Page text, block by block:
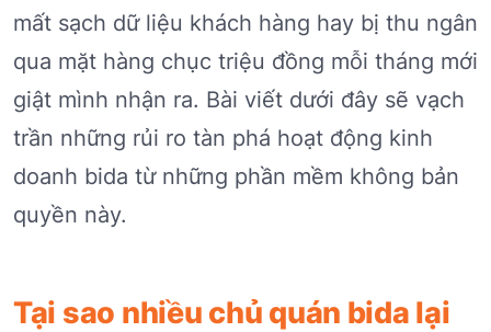
mất sạch dữ liệu khách hàng hay bị thu ngân
qua mặt hàng chục triệu đồng mỗi tháng mới
giật mình nhận ra. Bài viết dưới đây sẽ vạch
trần những rủi ro tàn phá hoạt động kinh
doanh bida từ những phần mềm không bản
quyền này.
Tại sao nhiều chủ quán bida lại